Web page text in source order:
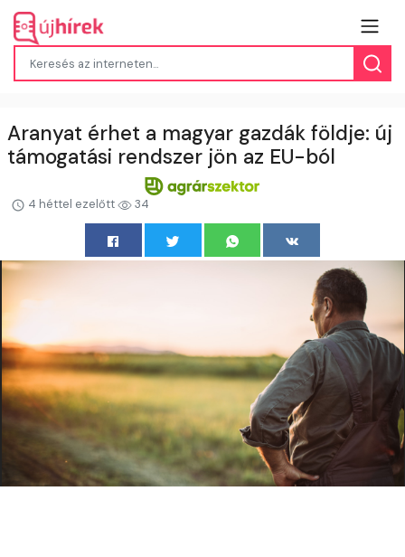
Aranyat érhet a magyar gazdák földje: új
támogatási rendszer jön az EU-ból
4 héttel ezelőtt 34